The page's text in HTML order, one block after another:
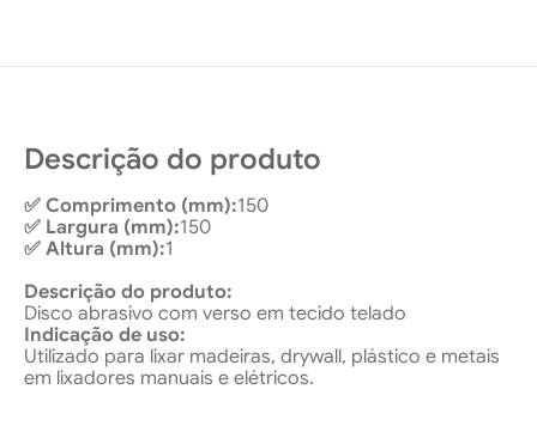
Descrição do produto
✅ Comprimento (mm):150
✅ Largura (mm):150
✅ Altura (mm):1
Descrição do produto:
Disco abrasivo com verso em tecido telado
Indicação de uso:
Utilizado para lixar madeiras, drywall, plástico e metais
em lixadores manuais e elétricos.